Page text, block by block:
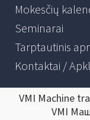
Mokesčių
Seminarai
Tarptautinis
Kontaktai /
VMI Machine
VMI